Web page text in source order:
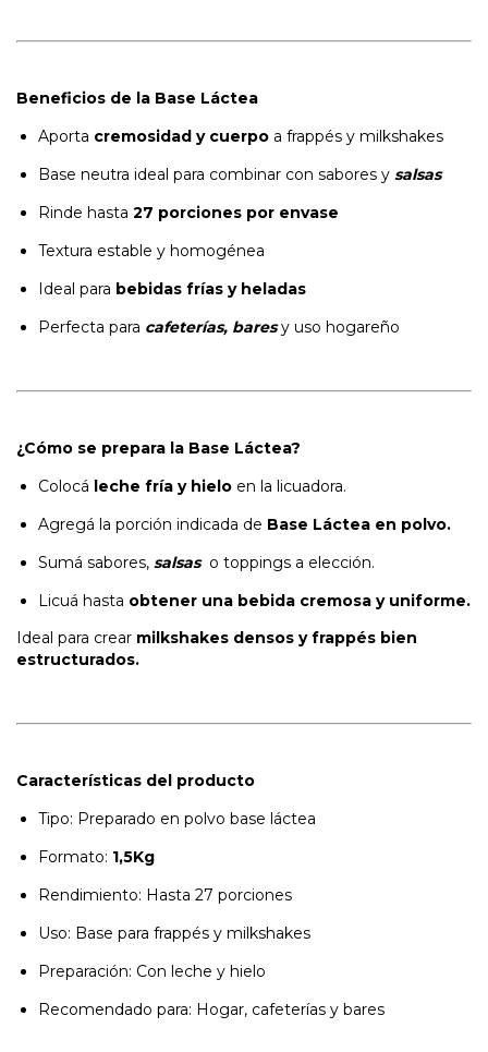
Beneficios de la Base Láctea
Aporta cremosidad y cuerpo a frappés y milkshakes
Base neutra ideal para combinar con sabores y salsas
Rinde hasta 27 porciones por envase
Textura estable y homogénea
Ideal para bebidas frías y heladas
Perfecta para cafeterías, baresy uso hogareño
¿Cómo se prepara la Base Láctea?
Colocá leche fría y hielo en la licuadora.
Agregá la porción indicada de Base Láctea en polvo.
Sumá sabores, salsas o toppings a elección.
Licuá hasta obtener una bebida cremosa y uniforme.
Ideal para crear milkshakes densos y frappés bien
estructurados.
Características del producto
Tipo: Preparado en polvo base láctea
Formato: 1,5Kg
Rendimiento: Hasta 27 porciones
Uso: Base para frappés y milkshakes
Preparación: Con leche y hielo
Recomendado para: Hogar, cafeterías y bares